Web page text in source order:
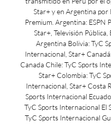
Star+ y en Argentina por
Premium. Argentina: ESPN
Star+, Televisión Pública,
Argentina Bolivia: TyC
Internacional, Star+
Canada Chile: TyC Sports
Star+ Colombia: TyC
Internacional, Star+ Costa
Sports Internacional
TyC Sports Internacional El
TyC Sports Internacional